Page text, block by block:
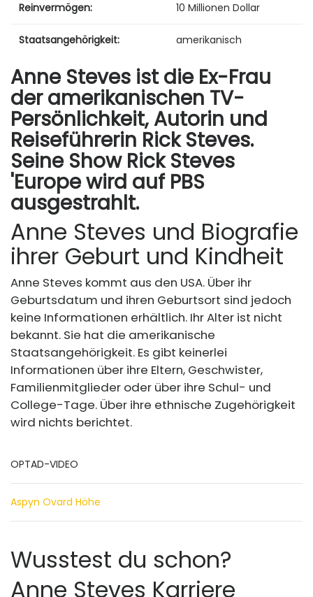
Reinvermögen: 10 Millionen Dollar
Staatsangehörigkeit: amerikanisch
Anne Steves ist die Ex-Frau
der amerikanischen TV-
Persönlichkeit, Autorin und
Reiseführerin Rick Steves.
Seine Show Rick Steves
'Europe wird auf PBS
ausgestrahlt.
Anne Steves und Biografie
ihrer Geburt und Kindheit
Anne Steves kommt aus den USA. Über ihr
Geburtsdatum und ihren Geburtsort sind jedoch
keine Informationen erhältlich. Ihr Alter ist nicht
bekannt. Sie hat die amerikanische
Staatsangehörigkeit. Es gibt keinerlei
Informationen über ihre Eltern, Geschwister,
Familienmitglieder oder über ihre Schul- und
College-Tage. Über ihre ethnische Zugehörigkeit
wird nichts berichtet.
OPTAD-VIDEO
Aspyn Ovard Höhe
Wusstest du schon?
Anne Steves Karriere